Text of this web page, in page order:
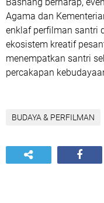
Agama dan
enklaf perfilman santri
ekosistem kreatif
menempatkan santri
percakapan
BUDAYA & PERFILMAN